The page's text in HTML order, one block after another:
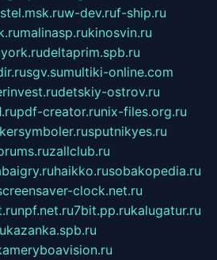
w-dev.ruf-ship.ru
malinasp.rukinosvin.ru
deltaprim.spb.ru
sgv.sumultiki-online.com
detskiy-ostrov.ru
pdf-creator.runix-files.org.ru
sputnikyes.ru
zallclub.ru
haikko.rusobakopedia.ru
clock.net.ru
npf.net.ru7bit.pp.rukalugatur.ru
kazanka.spb.ru